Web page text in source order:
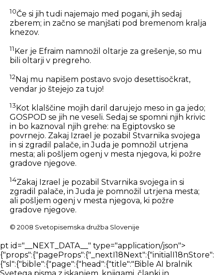
10Če si jih tudi najemajo med pogani, jih sedaj
zberem; in začno se manjšati pod bremenom kralja
knezov.
11 Ker je Efraim namnožil oltarje za grešenje, so mu
bili oltarji v pregreho.
12Naj mu napišem postavo svojo desettisočkrat,
vendar jo štejejo za tujo!
13Kot klalščine mojih daril darujejo meso in ga jedo;
GOSPOD se jih ne veseli. Sedaj se spomni njih krivic
in bo kaznoval njih grehe: na Egiptovsko se
povrnejo. Zakaj Izrael je pozabil Stvarnika svojega
in si zgradil palače, in Juda je pomnožil utrjena
mesta; ali pošljem ogenj v mesta njegova, ki požre
gradove njegove.
14Zakaj Izrael je pozabil Stvarnika svojega in si
zgradil palače, in Juda je pomnožil utrjena mesta;
ali pošljem ogenj v mesta njegova, ki požre
gradove njegove.
© 2008 Svetopisemska družba Slovenije
pt id="__NEXT_DATA__" type="application/json">{"props":{"pageProps":{"_nextI18Next":{"initialI18nStore":{"sl":{"bible":{"page":{"head":{"title":"Bible AI bralnik Svetega pisma z iskanjem, knjigami, članki in glasom","description":"Berite Sveto pismo s pomočjo umetne inteligence ter z glasom iščite knjige, načrte branja in članke."},"bibleReader":{"title":"Biblija","bookSelect":{"placeholder":"Izberite knjigo"},"chapterSelect":{"placeholder":"Izberite poglavje"},"errors":{"chapterLoading":"Napaka pri nalaganju poglavja. Razreševanje...","offline":"Ste brez povezave. Preden prekinete povezavo, prenesite prevod Svetega pisma, da ga boste lahko tukaj brali."},"sidebarViewPicker":{"heading":"Izberite pogled","showBar":{"title":"Prikaži vrstico","description":"Vedno pokaži"},"hideBar":{"title":"Skrij vrstico","description":"Prikaži samo, ko je izbran verz"}},"readerTabSection":{"tabList":["Išči","Verzi","Opombe","Zaznamki"],"searchBlock":{"tabList":["Verzi","Članki","Knjige","Dokumenti","Mediji"],"heading":"Odkrijte najnaprednejši iskalnik po Svetem pismu","logo":{"title":"Logotip iskalnika Bible AI"},"betaTag":"Beta","input":{"placeholder":"Vprašaj Bible AI"},"translationSelector":{"title":"Prevod","selectTranslationInput":{"placeholder":"Izberite prevod"}},"trendingSearch":{"title":"Raziščite priljubljena iskanja"},"loading":{"articles":"Nalaganje člankov","books":"Nalaganje knjig"},"messages":{"searchError":"Prišlo je do napake. Poskusite znova."},"introCards":{"navigate":{"title":"Krmarite po Svetem pismu z uporabo {type}","text":"Pojdi na Matej 1","inputTypes":{"text":"besedilo","voice":"tvoj glas"}},"question":{"title":"Zastavite katero koli vprašanje, povezano s Svetim pismom","text":"Kdo je Jezus in zakaj je umrl?"},"goToVerse":{"title":"Pojdi neposredno na verze","text":"Kliknite na odgovore pomočnika za navigacijo po Svetem pismu"},"selectVerse":{"title":"Za začetek izberite verz","text":"Kliknite na verz, da prikažete njegov podroben pregled."}},"assistant":{"messages":{"error":"Oprostite, prišlo je do napake, naj poskusim znova.","cannotCompleteQueryError":"Vaše poizvedbe ni bilo mogoče dokončati, poskusite znova pozneje.","start":["Živjo, kako vam lahko pomagam?","Kaj vam je v mislih?","Kakšno je vaše vprašanje?"],"thinking":["Hvala. Naj razmislim o tem.","Poiskal vam bom odgovor.","Odlično vprašanje, daj mi nekaj sekund, da najdem odgovor.","Seveda. Poiskal bom odgovor za vas."]}},"answering":"Pripravljam odgovor ..."},"notes":{"addNote":"Dodaj opombo","addNoteTitle":"Svetopisemska opomba","noteTagsTitle":"Oznake opomb","autosaveMessage":"Opombe se samodejno shranijo","firstNoteMessage":"Dodajte svojo prvo opombo","noteTitleInput":"Naslov opombe","tagInputPlaceholder":"Pritisnite ENTER, da dodate novo oznako","editorInputPlaceholderText":"Tukaj vnesite svojo opombo...","loginCard":{"text":"Za ogled svojih opomb se prijavite ali registrirajte."},"btn":{"cancel":"Zapri","edit":"Uredi","delete":"Izbriši"},"messages":{"addNoteTitleError":"Opombe ni mogoče dodati brez naslova"},"dropdown":{"textFormat":{"normal":"Normalno","largeHeading":"Velik naslov","smallHeading":"Majhen naslov","bulletList":"Seznam z oznakami","numberedList":"Oštevilčeni seznam","quote":"Citat","codeBlock":"Blok kode"},"textAlignment":{"buttonLabel":"Možnosti oblikovanja za poravnavo besedila","leftAlign":"Poravnaj levo","centerAlign":"Poravnaj na sredino","rightAlign":"Poravnaj desno","justifyAlign":"Obojestranska poravnava","startAlign":"Poravnaj na začetek","endAlign":"Poravnaj na konec","outdent":"Zmanjšaj zamik","indent":"Zamik"},"blockTypes":{"paragraph":"Normalno","h1":"Velik naslov","h2":"Majhen naslov","h3":"Naslov","h4":"Naslov","h5":"Naslov","ol":"Oštevilčen seznam","ul":"Seznam z oznakami","quote":"Citat","code":"Blok kode"}},"labels":{"undo":"Razveljavi","redo":"Ponovi","formatBold":"Oblikuj krepko","formatItalic":"Oblikuj ležeče","formatUnderline":"Oblikovanje podčrtano","formatStrikethrough":"Oblikuj prečrtano","insertLink":"Vstavi povezavo","formattingOptions":"Možnosti oblikovanja","codeLanguage":"Izberite jezik kode"}}},"verseOverview":{"tabList":["Pregled","Mediji","Slovar","Komentar"],"lowQualityMessage":"Spodnji rezultati morda ne vsebujejo neposrednih odgovorov na vaš izbrani verz.","noVerseCommentaryMessage":"Za izbrani verz ni bil najden noben komentar. Poskusite izbrati širši obseg verzov.","noVerseDictionaryMessage":"Za izbrani verz ni bilo najdenih slovarskih definicij. Poskusite izbrati širši obseg verzov.","noVerseMediaMessage":"Za izbrani verz ni bilo najdenih medijskih vsebin. Poskusite izbrati širši obseg verzov.","loading":{"commentary":"Nalaganje komentarja","dictionary":"Nalaganje slovarja"},"dictionaries":"Slovarji","encyclopedias":"Enciklopedije"},"bibleSelectorTitles":{"books":"Knjige","chapters":"Poglavja","verses":"Verzi"},"swipeNavigation":{"prev":"Prejšnja","swipe":"PODRSNI","next":"Naprej"},"betaFeedback":{"title":"Povratne informacije o beta različici","description":"Nenehno izboljšujemo naš Bible AI. Prosimo, delite z nami svoje povratne informacije.","form":{"title":"Obrazec za povratne informacije o beta različici"},"feedbackForm":{"description":" ","experienceRating":{"title":"Kako bi do zdaj ocenili svojo izkušnjo z Biblijo?","options":["1 - Revni","2 - Zadovoljivo","3 - Dobro","4 - Zelo dobro","5 - Odlično"]},"readingMeans":{"title":"Kateri je vaš glavni način branja Svetega pisma?","options":["Digitalno (svetopisemske aplikacije)","Fizično (fizična Biblija)"]},"useAssistant":{"title":"Ali bi uporabili glasovnega pomočnika za pomoč pri preučevanju Svetega pisma?"},"willingToPay":{"title":"Bi plačali za uporabo takšnega pomočnika?"},"paymentAmount":{"title":"Koliko bi plačali na mesec (v USD)?"},"isEasyToUse":{"title":"Ali je izkušnja branja Svetega pisma enostavna za uporabo?"},"sidebarDistracting":{"title":"Ali vas stranska vrstica moti pri branju Svetega pisma?"},"additionalComments":{"title":"Še kakšni drugi komentarji / funkcije?"}},"intro":{"title":"Testiranje bralnika Svetega pisma","content":"Hvala, ker preizkušate eno od funkcij, o katerih razmišljamo. Modro presojamo, kako lahko tehnologija še dodatno pomaga pri preučevanju Svetega pisma.","test":{"title":"Ključne informacije","list":["Prosimo, posredujte povratne informacije","Poskrbite, da boste redno posodabljali, saj bodo starejše različice prenehale delovati."]},"optional":{"title":"Dodatne informacije","list":["Morda boste dosegli manj natančne rezultate kot z našim obstoječim izdelkom Search.","Morda boste naleteli na napake in težave. Sporočite nam, ko se to zgodi."]},"buttonStart":"Začni testiranje"},"submitTitle":"Pošljite povratne informacije","feedbackNote":"* Povratne informacije postanejo po določenem obdobju uporabe obvezne, saj so za nas zelo dragocene pri sprejemanju odločitev."}}}},"nav":{"nav":{"navMenu":[{"id":2,"label":"Sveto pismo","path":"/bible","icon":"bible","offset":"84"},{"id":1,"label":"Iskanje","path":"/search","icon":"search","offset":"84"},{"id":6,"label":"Prenesi","path":"/download","icon":"download","offset":"84"},{"id":5,"label":"O nas","path":"/about","icon":"about","offset":"84"},{"id":5,"label":"Kontakt","path":"/contact","icon":"contact","offset":"84"}],"footerMenu":[{"text":"Domov","path":"/"},{"text":"Sveto pismo","path":"/bible"},{"text":"Daj","path":"/give"},{"text":"Tehnologija","path":"/technology"},{"text":"Blog","path":"/blog"},{"text":"O nas","path":"/about"},{"text":"Kontakt","path":"/contact"},{"text":"Politika zasebnosti","path":"/privacy-policy"},{"text":"Prenesi","path":"/download"}]}},"common":{"components":{"bookDetailsOverlay":{"closeButton":"Zapri podrobnosti knjige","excerpt":{"title":"Izvleček odgovora iz vsebine","titleDocument":"Odlomek odgovora iz dokumenta","showMore":"Prikaži več","showLess":"Pokaži manj"},"pageLabel":"Stran","documentPage":{"source":"Vaše nalaganje"},"actions":{"openAtPage":"Odpri na strani","publisherSite":"Spletno mesto založnika","previewBook":"Predogled knjige","seePage":"Glej stran","openMedia":"Odpri medije"},"mediaPlayer":{"play":"Predvajaj","pause":"Pavza","rewind":"Previj nazaj za 15 sekund","forward":"Naprej za 15 sekund","mute":"Utišaj","unmute":"Vklopi zvok","seek":"Išči","volume":"Zvezek","volumeLevel":"Raven glasnosti","speed":"Hitrost predvajanja","fullscreen":"Preklopi celozaslonski način"}},"accessibility":{"btnVerseHighlight":"Samodejno označi verze","btnMatchDeviceSettings":"Uporabi nastavitve naprave","accordion":{"titles":{"fontTheme":"Pisava in tema","bottomBar":"Spodnja vrstica","navigation":"Navigacija"}},"navigationPicker":{"arrows":{"title":"Puščice","description":"Krmarite s puščicami"},"swipe":{"title":"Podrsnite","description":"Krmarite z drsenjem"}}},"searchBlock":{"heading":"Odkrijte najnaprednejši iskalnik po Svetem pismu","logo":{"title":"Logotip iskalnika Bible AI"},"betaTag":"Beta","input":{"placeholder":"Vprašajte Bible AI","filter":"Filter","filterHeadings":{"sources":"Filter virov odgovorov","language":"Filter jezika medijev","publishers":"Založniki"},"filters":[{"title":"Biblija","description":"Vključi verze"},{"title":"Knjige","description":"Vključi knjige"},{"title":"Članki","description":"Vključi članke"},{"title":"Avdio in video","description":"Vključi zvok in video"}],"languageFilters":[{"title":"Vse","description":"Vsi jeziki"},{"description":"Samo {language}"}],"documents":{"attach":"Priloži dokument","addMore":"Dodaj datoteko","parsing":"Razčlenjevanje","uploading":"Nalaganje…","ready":"Pripravljen","parseFailed":"Dokumenta ni bilo mogoče prebrati","uploadFailed":"Dokumenta ni bilo mogoče naložiti","fileTooLarge":"Datoteka je prevelika","supportedFormats":"Podprti formati: {formats}","unsupportedFormat":"Nepodprta vrsta datoteke. Podprti formati: {formats}","panelTitle":"Priložene datoteke","panelCount":"{count} od {max}","documentsOnly":"Odgovor samo iz dokumentov","documentsOnlyHint":"Samo vaše datoteke in svetopisemski verzi"},"context":{"title":"Išči v","types":{"book":"Ta knjiga","chapter":"To p